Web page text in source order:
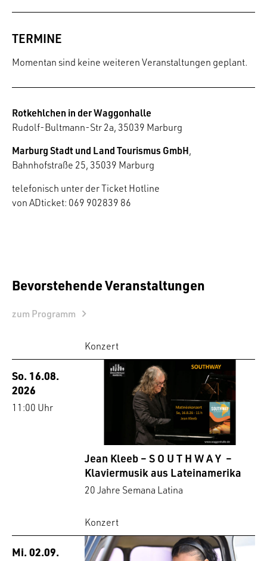
TERMINE
Momentan sind keine weiteren Veranstaltungen geplant.
Rotkehlchen in der Waggonhalle
Rudolf-Bultmann-Str 2a, 35039 Marburg
Marburg Stadt und Land Tourismus GmbH,
Bahnhofstraße 25, 35039 Marburg
telefonisch unter der Ticket Hotline
von ADticket: 069 902839 86
Bevorstehende Veranstaltungen
zum Programm
Konzert
So. 16.08.
2026
11:00 Uhr
Jean Kleeb – S O U T H W A Y –
Klaviermusik aus Lateinamerika
20 Jahre Semana Latina
Konzert
Mi. 02.09.